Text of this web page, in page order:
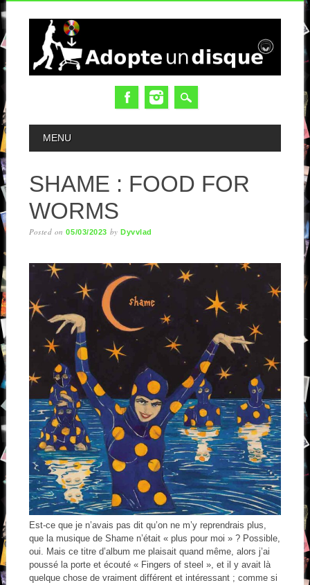
MAIN MENU
MENU
SHAME : FOOD FOR
WORMS
Posted on05/03/2023 byDyvvlad
Est-ce que je n’avais pas dit qu’on ne m’y reprendrais plus,
que la musique de Shame n’était « plus pour moi » ? Possible,
oui. Mais ce titre d’album me plaisait quand même, alors j’ai
poussé la porte et écouté « Fingers of steel », et il y avait là
quelque chose de vraiment différent et intéressant ; comme si